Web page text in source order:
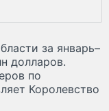
за январь–
долларов.
по
Королевство